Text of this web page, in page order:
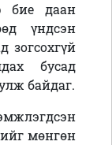
бие даан
үндсэн
зогсохгүй
бусад
байдаг.
мөнгөн